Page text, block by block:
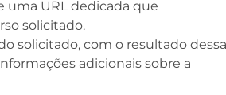
uma URL dedicada que
solicitado.
solicitado, com o resultado dessa
adicionais sobre a